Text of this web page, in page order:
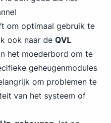
om optimaal gebruik te
ook naar de QVL
het moederbord om te
geheugenmodules
om problemen te
van het systeem of